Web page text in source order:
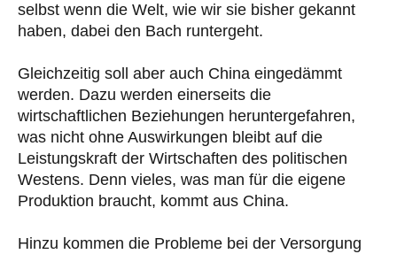
selbst wenn die Welt, wie wir sie bisher gekannt
haben, dabei den Bach runtergeht.
Gleichzeitig soll aber auch China eingedämmt
werden. Dazu werden einerseits die
wirtschaftlichen Beziehungen heruntergefahren,
was nicht ohne Auswirkungen bleibt auf die
Leistungskraft der Wirtschaften des politischen
Westens. Denn vieles, was man für die eigene
Produktion braucht, kommt aus China.
Hinzu kommen die Probleme bei der Versorgung